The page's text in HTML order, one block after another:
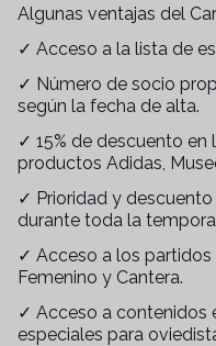
Algunas ventajas del
✓ Acceso a la lista de
✓ Número de socio
según la fecha de alta.
✓ 15% de descuento en
productos Adidas,
✓ Prioridad y
durante toda la
✓ Acceso a los partidos
Femenino y Cantera.
✓ Acceso a contenidos
especiales para